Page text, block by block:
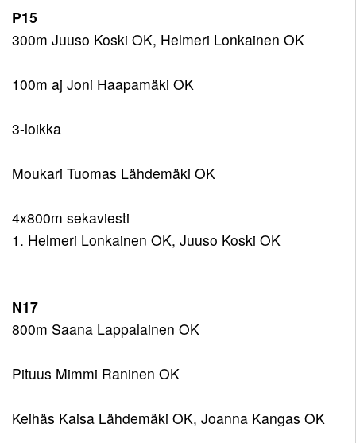
P15
300m Juuso Koski OK, Helmeri Lonkainen OK
100m aj Joni Haapamäki OK
3-loikka
Moukari Tuomas Lähdemäki OK
4x800m sekaviesti
1. Helmeri Lonkainen OK, Juuso Koski OK
N17
800m Saana Lappalainen OK
Pituus Mimmi Raninen OK
Keihäs Kaisa Lähdemäki OK, Joanna Kangas OK